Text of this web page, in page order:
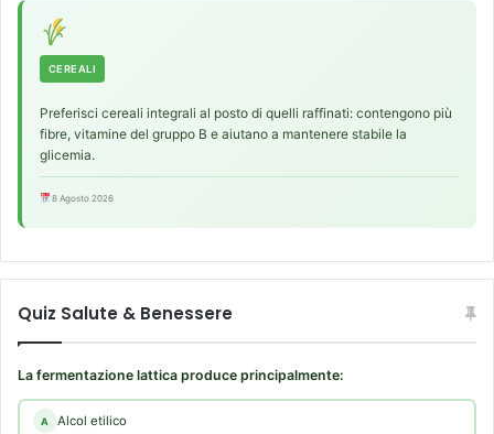
CEREALI
Preferisci cereali integrali al posto di quelli raffinati: contengono più
fibre, vitamine del gruppo B e aiutano a mantenere stabile la
glicemia.
8 Agosto 2026
Quiz Salute & Benessere
La fermentazione lattica produce principalmente:
A Alcol etilico